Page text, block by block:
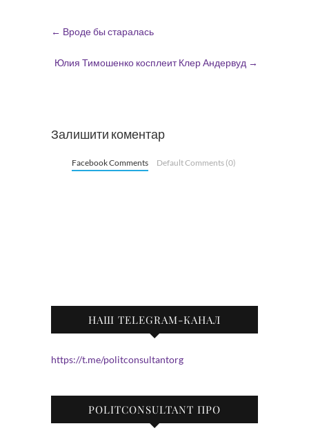
← Вроде бы старалась
Юлия Тимошенко косплеит Клер Андервуд →
Залишити коментар
Facebook Comments Default Comments (0)
НАШ TELEGRAM-КАНАЛ
https://t.me/politconsultantorg
POLITCONSULTANT ПРО